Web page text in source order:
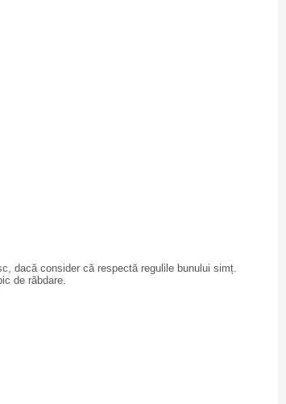
dacă consider că respectă regulile bunului simț.
de răbdare.